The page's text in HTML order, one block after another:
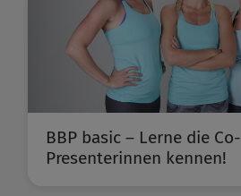
BBP basic – Lerne die Co-
Presenterinnen kennen!